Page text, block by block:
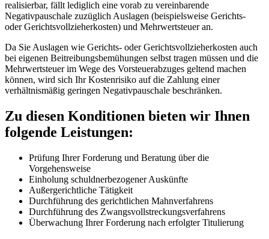
realisierbar, fällt lediglich eine vorab zu vereinbarende
Negativpauschale zuzüglich Auslagen (beispielsweise Gerichts-
oder Gerichtsvollzieherkosten) und Mehrwertsteuer an.
Da Sie Auslagen wie Gerichts- oder Gerichtsvollzieherkosten auch
bei eigenen Beitreibungsbemühungen selbst tragen müssen und die
Mehrwertsteuer im Wege des Vorsteuerabzuges geltend machen
können, wird sich Ihr Kostenrisiko auf die Zahlung einer
verhältnismäßig geringen Negativpauschale beschränken.
Zu diesen Konditionen bieten wir Ihnen
folgende Leistungen:
Prüfung Ihrer Forderung und Beratung über die
Vorgehensweise
Einholung schuldnerbezogener Auskünfte
Außergerichtliche Tätigkeit
Durchführung des gerichtlichen Mahnverfahrens
Durchführung des Zwangsvollstreckungsverfahrens
Überwachung Ihrer Forderung nach erfolgter Titulierung